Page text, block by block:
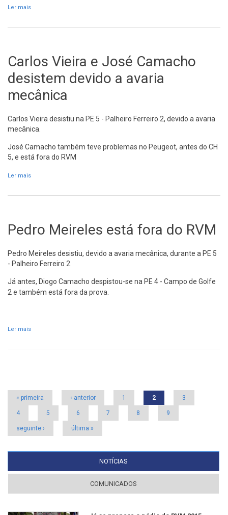
Ler mais
Carlos Vieira e José Camacho
desistem devido a avaria
mecânica
Carlos Vieira desistiu na PE 5 - Palheiro Ferreiro 2, devido a avaria
mecânica.
José Camacho também teve problemas no Peugeot, antes do CH
5, e está fora do RVM
Ler mais
Pedro Meireles está fora do RVM
Pedro Meireles desistiu, devido a avaria mecânica, durante a PE 5
- Palheiro Ferreiro 2.
Já antes, Diogo Camacho despistou-se na PE 4 - Campo de Golfe
2 e também está fora da prova.
Ler mais
Páginas
« primeira ‹ anterior 1 2 3
4 5 6 7 8 9
seguinte › última »
NOTÍCIAS
COMUNICADOS